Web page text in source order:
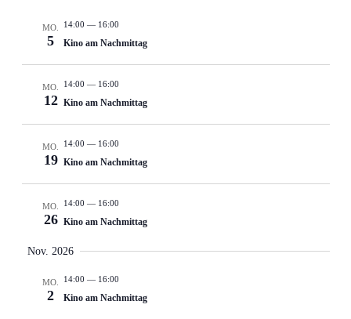
MO.
5
14:00 — 16:00
Kino am Nachmittag
MO.
12
14:00 — 16:00
Kino am Nachmittag
MO.
19
14:00 — 16:00
Kino am Nachmittag
MO.
26
14:00 — 16:00
Kino am Nachmittag
Nov. 2026
MO.
2
14:00 — 16:00
Kino am Nachmittag